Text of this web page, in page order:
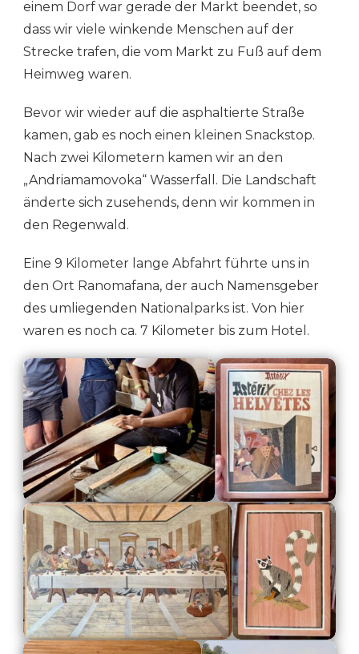
einem Dorf war gerade der Markt beendet, so
dass wir viele winkende Menschen auf der
Strecke trafen, die vom Markt zu Fuß auf dem
Heimweg waren.
Bevor wir wieder auf die asphaltierte Straße
kamen, gab es noch einen kleinen Snackstop.
Nach zwei Kilometern kamen wir an den
„Andriamamovoka“ Wasserfall. Die Landschaft
änderte sich zusehends, denn wir kommen in
den Regenwald.
Eine 9 Kilometer lange Abfahrt führte uns in
den Ort Ranomafana, der auch Namensgeber
des umliegenden Nationalparks ist. Von hier
waren es noch ca. 7 Kilometer bis zum Hotel.